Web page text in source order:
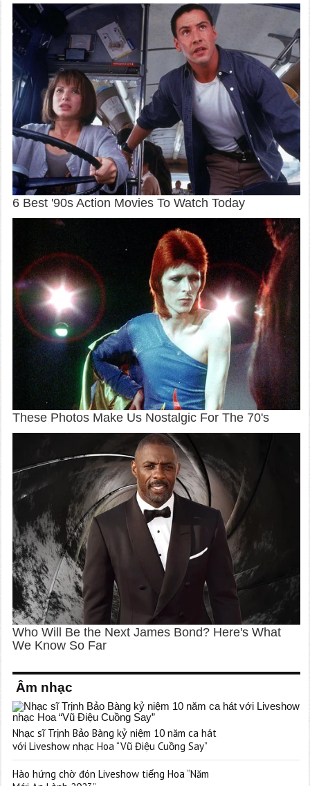
Âm nhạc
Nhạc sĩ Trịnh Bảo Bàng kỷ niệm 10 năm ca hát
với Liveshow nhạc Hoa “Vũ Điệu Cuồng Say”
Hào hứng chờ đón Liveshow tiếng Hoa “Năm